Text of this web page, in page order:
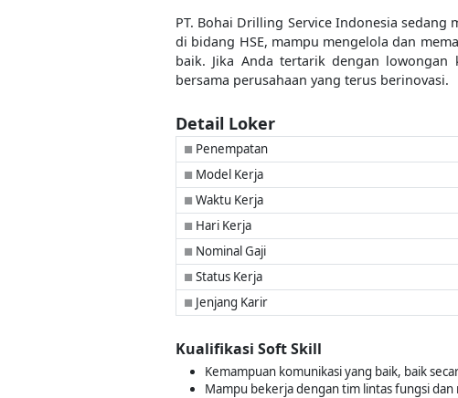
PT. Bohai Drilling Service Indonesia
di bidang HSE, mampu mengelola dan
baik. Jika Anda tertarik dengan
bersama perusahaan yang terus berinovasi.
Detail Loker
■ Penempatan
■ Model Kerja
■ Waktu Kerja
■ Hari Kerja
■ Nominal Gaji
■ Status Kerja
■ Jenjang Karir
Kualifikasi Soft Skill
Kemampuan komunikasi yang baik, baik
Mampu bekerja dengan tim lintas fungsi